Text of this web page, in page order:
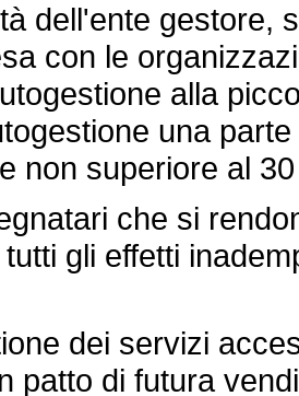
dell'ente gestore,
con le
alla
una
non superiore al
che si
gli effetti
dei servizi
patto di futura